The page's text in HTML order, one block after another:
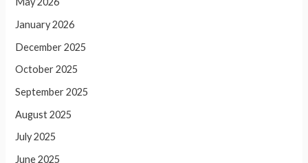
January 2026
December 2025
October 2025
September 2025
August 2025
July 2025
June 2025